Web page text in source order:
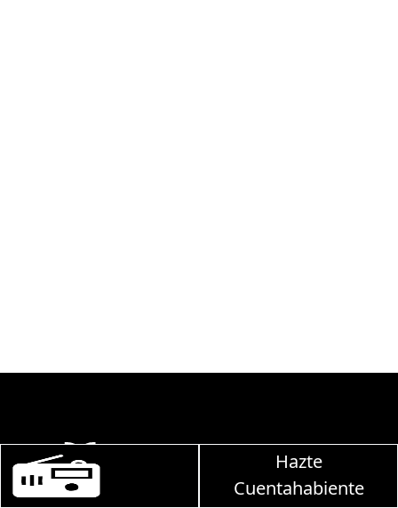
Martha Debayle en W, lunes a viernes de 10 a
Hazte
Cuentahabiente
Política de Privacidad